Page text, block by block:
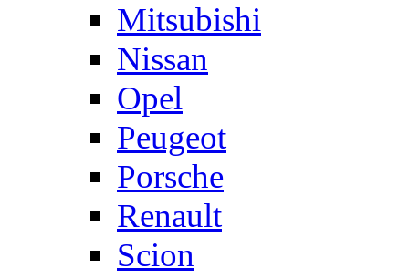
Mitsubishi
Nissan
Opel
Peugeot
Porsche
Renault
Scion